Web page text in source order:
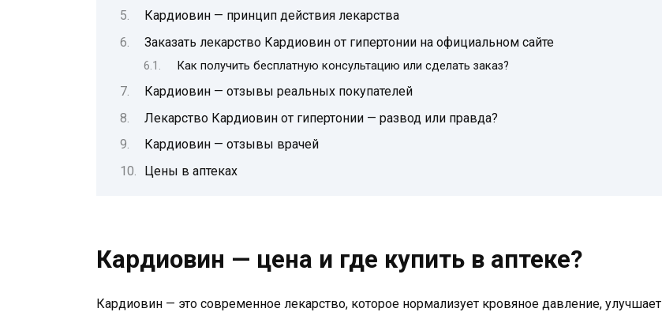
Кардиовин — принцип действия лекарства
Заказать лекарство Кардиовин от гипертонии на официальном сайте
Как получить бесплатную консультацию или сделать заказ?
Кардиовин — отзывы реальных покупателей
Лекарство Кардиовин от гипертонии — развод или правда?
Кардиовин — отзывы врачей
Цены в аптеках
Кардиовин — цена и где купить в аптеке?
Кардиовин — это современное лекарство, которое нормализует кровяное давление, улучшает